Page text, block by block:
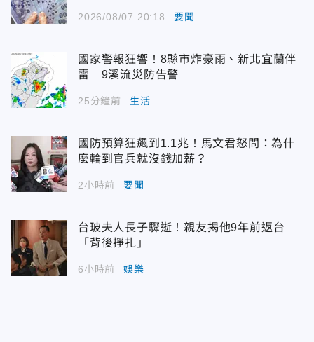
2026/08/07 20:18 要聞
國家警報狂響！8縣市炸豪雨、新北宜蘭伴
雷 9溪流災防告警
25分鐘前 生活
國防預算狂飆到1.1兆！馬文君怒問：為什
麼輪到官兵就沒錢加薪？
2小時前 要聞
台玻夫人長子驟逝！親友揭他9年前返台
「背後掙扎」
6小時前 娛樂